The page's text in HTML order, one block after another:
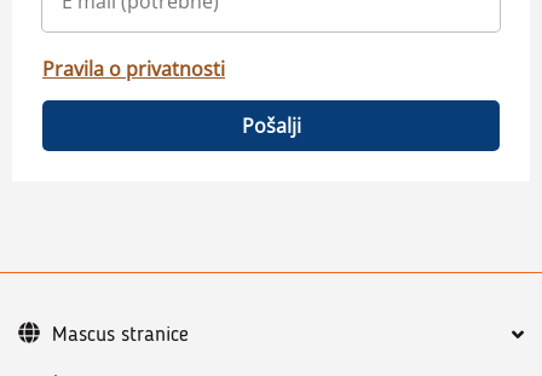
Pravila o privatnosti
Pošalji
Mascus stranice